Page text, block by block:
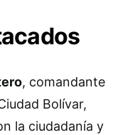
, comandante
Bolívar,
la ciudadanía y